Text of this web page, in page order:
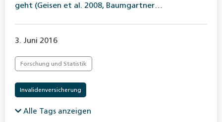
geht (Geisen et al. 2008, Baumgartner…
3. Juni 2016
Forschung und Statistik
Invalidenversicherung
Alle Tags anzeigen